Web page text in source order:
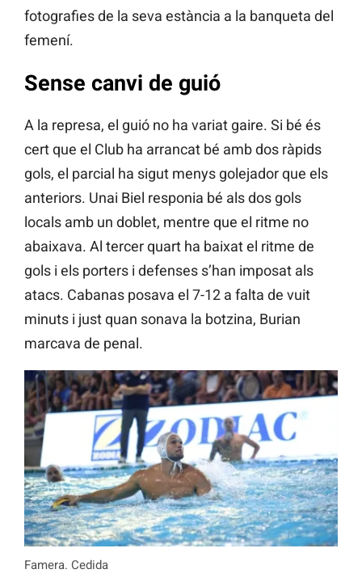
fotografies de la seva estància a la banqueta del
femení.
Sense canvi de guió
A la represa, el guió no ha variat gaire. Si bé és
cert que el Club ha arrancat bé amb dos ràpids
gols, el parcial ha sigut menys golejador que els
anteriors. Unai Biel responia bé als dos gols
locals amb un doblet, mentre que el ritme no
abaixava. Al tercer quart ha baixat el ritme de
gols i els porters i defenses s’han imposat als
atacs. Cabanas posava el 7-12 a falta de vuit
minuts i just quan sonava la botzina, Burian
marcava de penal.
Famera. Cedida